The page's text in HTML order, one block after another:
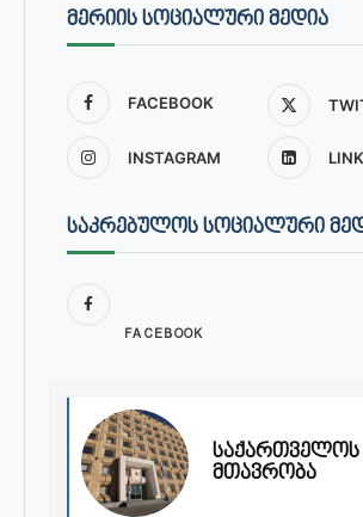
ᲛᲔᲠᲘᲘᲡ ᲡᲝᲪᲘᲐᲚᲣᲠᲘ ᲛᲔᲓᲘᲐ
FACEBOOK
INSTAGRAM
ᲡᲐᲙᲠᲔᲑᲣᲚᲝᲡ ᲡᲝᲪᲘᲐᲚᲣᲠᲘ
FACEBOOK
საქართველოს
მთავრობა